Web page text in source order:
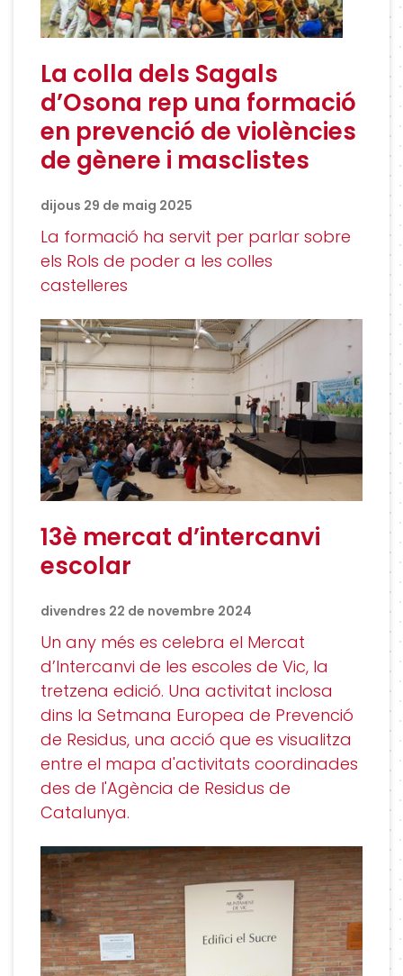
La colla dels Sagals
d’Osona rep una formació
en prevenció de violències
de gènere i masclistes
dijous 29 de maig 2025
La formació ha servit per parlar sobre
els Rols de poder a les colles
castelleres
13è mercat d’intercanvi
escolar
divendres 22 de novembre 2024
Un any més es celebra el Mercat
d’Intercanvi de les escoles de Vic, la
tretzena edició. Una activitat inclosa
dins la Setmana Europea de Prevenció
de Residus, una acció que es visualitza
entre el mapa d'activitats coordinades
des de l'Agència de Residus de
Catalunya.